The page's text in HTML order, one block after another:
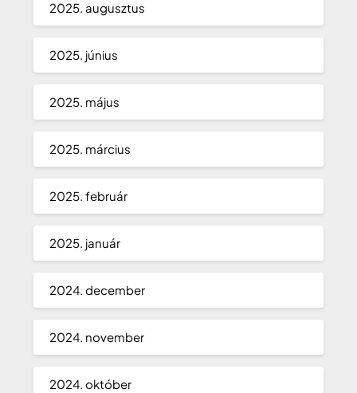
2025. augusztus
2025. június
2025. május
2025. március
2025. február
2025. január
2024. december
2024. november
2024. október